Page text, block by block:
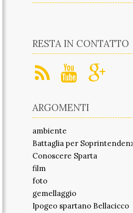
RESTA IN CONTATTO
ARGOMENTI
ambiente
Battaglia per
Conoscere Sparta
film
foto
gemellaggio
Ipogeo spartano Bellacicco